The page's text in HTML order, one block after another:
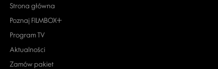
Strona główna
Poznaj FILMBOX+
Program TV
Aktualności
Zamów pakiet